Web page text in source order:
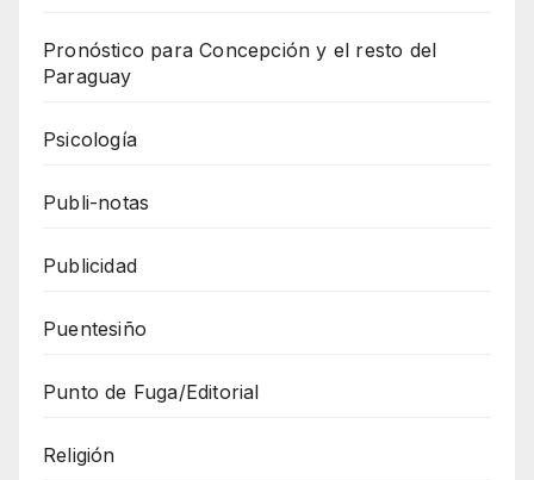
Pronóstico para Concepción y el resto del
Paraguay
Psicología
Publi-notas
Publicidad
Puentesiño
Punto de Fuga/Editorial
Religión